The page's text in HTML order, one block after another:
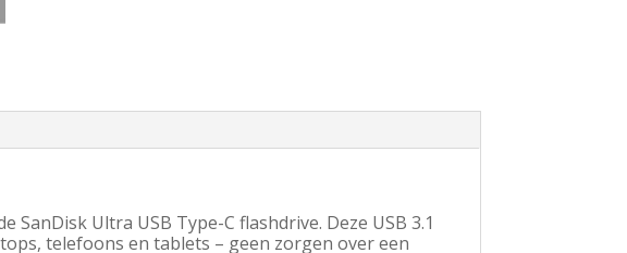
Ultra USB Type-C flashdrive. Deze USB 3.1
telefoons en tablets – geen zorgen over een